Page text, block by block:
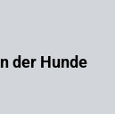
der Hunde